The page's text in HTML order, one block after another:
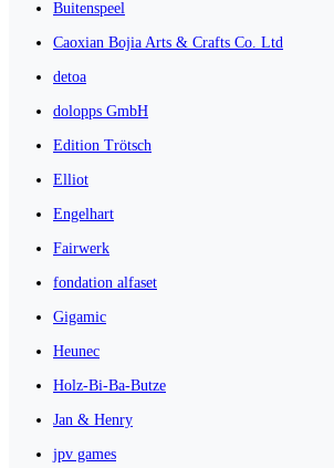
Buitenspeel
Caoxian Bojia Arts & Crafts Co. Ltd
detoa
dolopps GmbH
Edition Trötsch
Elliot
Engelhart
Fairwerk
fondation alfaset
Gigamic
Heunec
Holz-Bi-Ba-Butze
Jan & Henry
jpv games